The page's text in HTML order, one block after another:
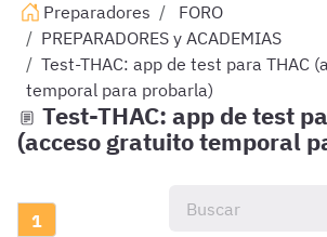
Preparadores
FORO
PREPARADORES y ACADEMIAS
Test-THAC: app de test para THAC
temporal para probarla)
Test-THAC: app de test
(acceso gratuito temporal
1